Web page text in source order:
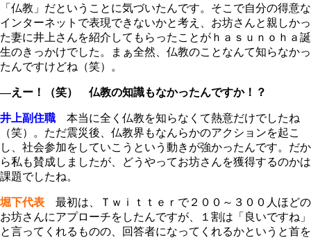
「仏教」だということに気づいたんです。そこで自分の得意な
インターネットで表現できないかと考え、お坊さんと親しかっ
た妻に井上さんを紹介してもらったことがｈａｓｕｎｏｈａ誕
生のきっかけでした。まぁ全然、仏教のことなんて知らなかっ
たんですけどね（笑）。
―えー！（笑） 仏教の知識もなかったんですか！？
井上副住職 本当に全く仏教を知らなくて熱意だけでしたね
（笑）。ただ震災後、仏教界もなんらかのアクションを起こ
し、社会参加をしていこうという動きが強かったんです。だか
ら私も賛成しましたが、どうやってお坊さんを獲得するのかは
課題でしたね。
堀下代表 最初は、Ｔｗｉｔｔｅｒで２００～３００人ほどの
お坊さんにアプローチをしたんですが、１割は「良いですね」
と言ってくれるものの、回答者になってくれるかというと首を